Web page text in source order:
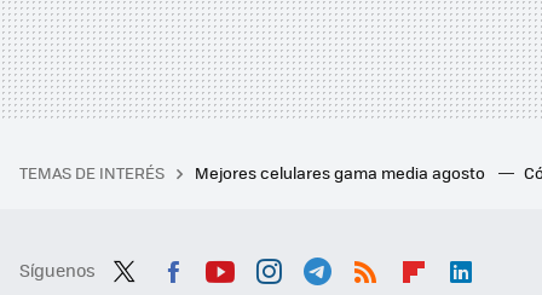
TEMAS DE INTERÉS Mejores celulares gama media agosto
Síguenos